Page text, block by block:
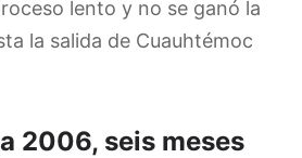
lento y no se ganó la
la salida de Cuauhtémoc
2006, seis meses